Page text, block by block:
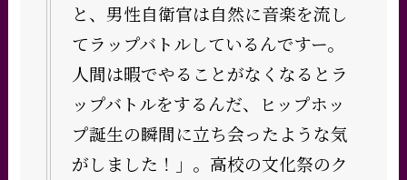
と、男性自衛官は自然に音楽を流し
てラップバトルしているんですー。
人間は暇でやることがなくなるとラ
ップバトルをするんだ、ヒップホッ
プ誕生の瞬間に立ち会ったような気
がしました！」。高校の文化祭のク